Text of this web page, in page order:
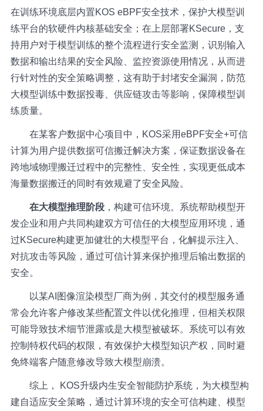
在训练环境底层内置KOS eBPF安全技术，保护大模型训
练平台的软硬件内核基础安全；在上层部署KSecure，支
持用户对于模型训练的整个流程进行安全监测，识别输入
数据和输出结果的安全风险、监控资源使用情况，从而进
行针对性的安全策略调整，这有助于封堵安全漏洞，防范
大模型训练中数据投毒、供应链攻击等影响，保障模型训
练质量。
在某客户数据中心项目中，KOS采用eBPF安全+可信
计算为用户提供数据可信搬迁解决方案，保证数据设备在
跨地域物理搬迁过程中的完整性、安全性，实现更低成本
海量数据搬迁的同时有效规避了安全风险。
在大模型推理阶段，构建可信环境。系统帮助模型开
发企业和用户共同构建双方可信任的大模型应用环境，通
过KSecure构建更加健壮的大模型平台，化解提示注入、
对抗攻击等风险，通过可信计算来保护推理后输出数据的
安全。
以某AI图像渲染模型厂商为例，其交付的模型服务通
常会允许客户修改某些配置文件以优化推理，但相关权限
可能导致技术细节泄露或是大模型被破坏。系统可以有效
控制特权代码的权限，有效保护大模型知识产权，同时避
免终端客户随意修改导致大模型崩溃。
综上， KOS升级内生安全智能防护系统，为大模型构
建自适应安全策略，通过计算环境的安全可信构建、模型